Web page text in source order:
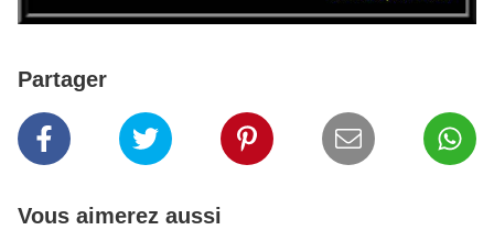
Partager
Vous aimerez aussi